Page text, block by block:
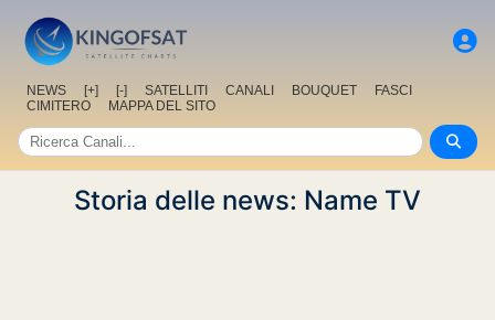
NEWS [+] [-] SATELLITI CANALI BOUQUET
FASCI
CIMITERO
MAPPA DEL SITO
Storia delle news: Name TV